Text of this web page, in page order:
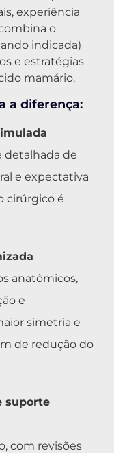
experiência
o
indicada)
e estratégias
mamário.
a diferença:
detalhada de
e expectativa
cirúrgico é
anatômicos,
e
simetria e
de redução do
suporte
com revisões